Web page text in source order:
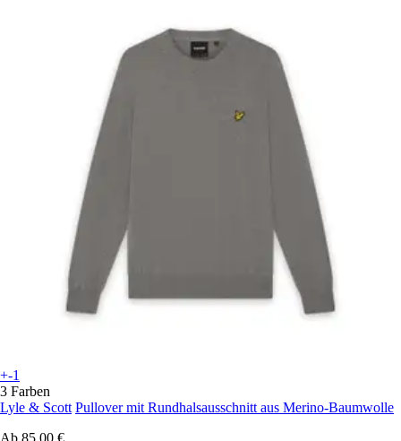
+-1
3 Farben
Lyle & Scott Pullover mit Rundhalsausschnitt aus Merino-Baumwolle
Ab 85,00 €